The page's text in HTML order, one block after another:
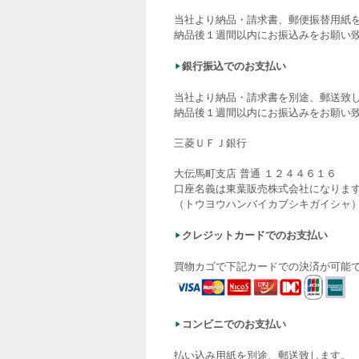
当社より納品・請求書、郵便振替用紙
納品後１週間以内にお振込みをお願い
銀行振込でのお支払い
当社より納品・請求書を別途、郵送致
納品後１週間以内にお振込みをお願い
三菱ＵＦＪ銀行
大伝馬町支店 普通 １２４４６１６
口座名義は東葉販売株式会社になりま
（トウヨウハンバイカブシキガイシャ
クレジットカードでのお支払い
買物カゴで下記カードでの決済が可能
コンビニでのお支払い
払い込み用紙を別途、郵送致します。